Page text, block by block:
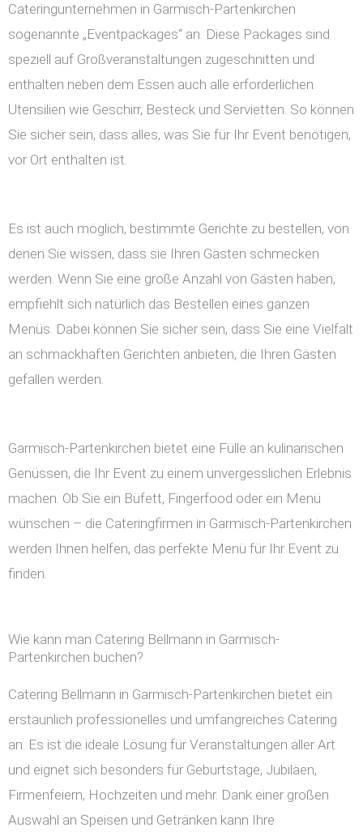
Cateringunternehmen in Garmisch-Partenkirchen
sogenannte „Eventpackages“ an. Diese Packages sind
speziell auf Großveranstaltungen zugeschnitten und
enthalten neben dem Essen auch alle erforderlichen
Utensilien wie Geschirr, Besteck und Servietten. So können
Sie sicher sein, dass alles, was Sie für Ihr Event benötigen,
vor Ort enthalten ist.
Es ist auch möglich, bestimmte Gerichte zu bestellen, von
denen Sie wissen, dass sie Ihren Gästen schmecken
werden. Wenn Sie eine große Anzahl von Gästen haben,
empfiehlt sich natürlich das Bestellen eines ganzen
Menüs. Dabei können Sie sicher sein, dass Sie eine Vielfalt
an schmackhaften Gerichten anbieten, die Ihren Gästen
gefallen werden.
Garmisch-Partenkirchen bietet eine Fülle an kulinarischen
Genüssen, die Ihr Event zu einem unvergesslichen Erlebnis
machen. Ob Sie ein Büfett, Fingerfood oder ein Menü
wünschen – die Cateringfirmen in Garmisch-Partenkirchen
werden Ihnen helfen, das perfekte Menü für Ihr Event zu
finden.
Wie kann man Catering Bellmann in Garmisch-
Partenkirchen buchen?
Catering Bellmann in Garmisch-Partenkirchen bietet ein
erstaunlich professionelles und umfangreiches Catering
an. Es ist die ideale Lösung für Veranstaltungen aller Art
und eignet sich besonders für Geburtstage, Jubiläen,
Firmenfeiern, Hochzeiten und mehr. Dank einer großen
Auswahl an Speisen und Getränken kann Ihre